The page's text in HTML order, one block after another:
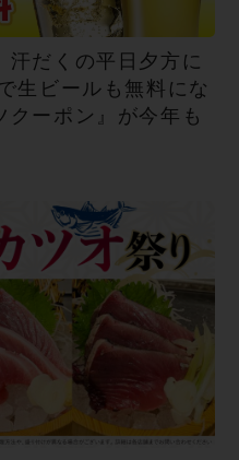
汗だくの平日夕方に
生ビールも無料にな
クーポン』が今年も